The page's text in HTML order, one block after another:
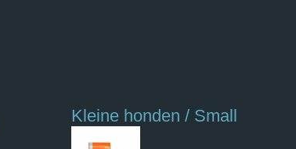
Kleine honden / Small